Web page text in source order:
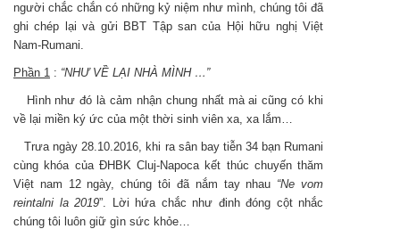
người chắc chắn có những kỷ niệm như mình, chúng tôi đã
ghi chép lại và gửi BBT Tập san của Hội hữu nghị Việt
Nam-Rumani.
Phần 1 : “NHƯ VỀ LẠI NHÀ MÌNH …”
Hình như đó là cảm nhận chung nhất mà ai cũng có khi
về lại miền ký ức của một thời sinh viên xa, xa lắm…
Trưa ngày 28.10.2016, khi ra sân bay tiễn 34 bạn Rumani
cùng khóa của ĐHBK Cluj-Napoca kết thúc chuyến thăm
Việt nam 12 ngày, chúng tôi đã nắm tay nhau “Ne vom
reintalni la 2019”. Lời hứa chắc như đinh đóng cột nhắc
chúng tôi luôn giữ gìn sức khỏe…